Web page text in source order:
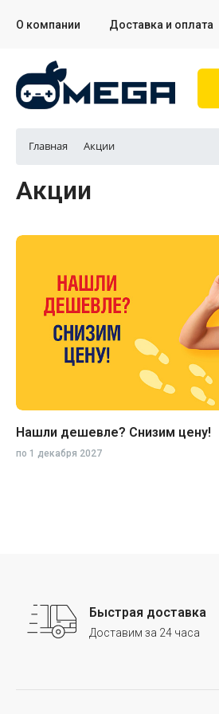
О компании Доставка и оплата
Игровые приставки
Аксессуары для Sony PS5
Разное
Рюкзаки, сумки
Главная Акции
Акции
Нашли дешевле? Снизим цену!
по 1 декабря 2027
Быстрая доставка
Доставим за 24 часа